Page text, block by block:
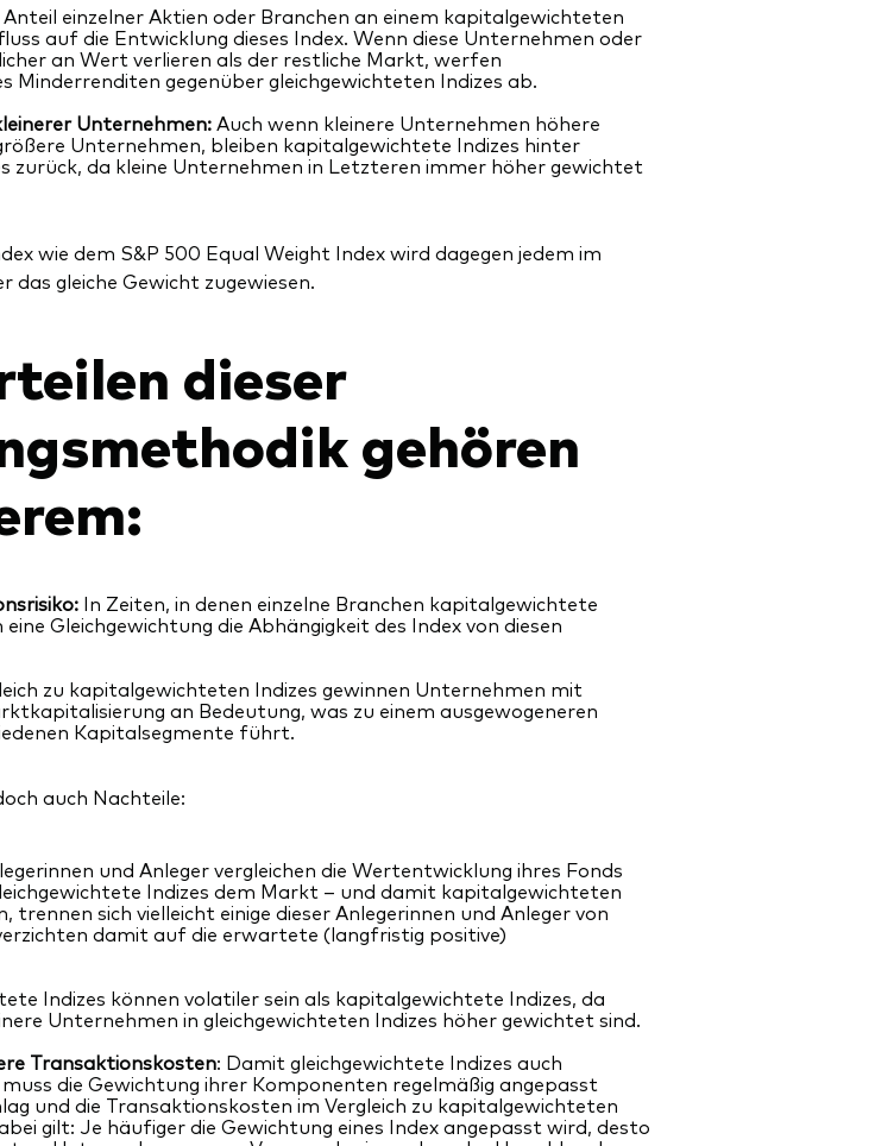
einzelner Aktien oder Branchen an einem kapitalgewichteten
auf die Entwicklung dieses Index. Wenn diese Unternehmen oder
an Wert verlieren als der restliche Markt, werfen
Minderrenditen gegenüber gleichgewichteten Indizes ab.
Unternehmen:Auch wenn kleinere Unternehmen höhere
Unternehmen, bleiben kapitalgewichtete Indizes hinter
zurück, da kleine Unternehmen in Letzteren immer höher gewichtet
wie dem S&P 500 Equal Weight Index wird dagegen jedem im
gleiche Gewicht zugewiesen.
dieser
gehören
In Zeiten, in denen einzelne Branchen kapitalgewichtete
Gleichgewichtung die Abhängigkeit des Index von diesen
zu kapitalgewichteten Indizes gewinnen Unternehmen mit
an Bedeutung, was zu einem ausgewogeneren
Kapitalsegmente führt.
auch Nachteile:
und Anleger vergleichen die Wertentwicklung ihres Fonds
Indizes dem Markt – und damit kapitalgewichteten
trennen sich vielleicht einige dieser Anlegerinnen und Anleger von
damit auf die erwartete (langfristig positive)
Indizes können volatiler sein als kapitalgewichtete Indizes, da
Unternehmen in gleichgewichteten Indizes höher gewichtet sind.
Transaktionskosten: Damit gleichgewichtete Indizes auch
die Gewichtung ihrer Komponenten regelmäßig angepasst
und die Transaktionskosten im Vergleich zu kapitalgewichteten
gilt: Je häufiger die Gewichtung eines Index angepasst wird, desto